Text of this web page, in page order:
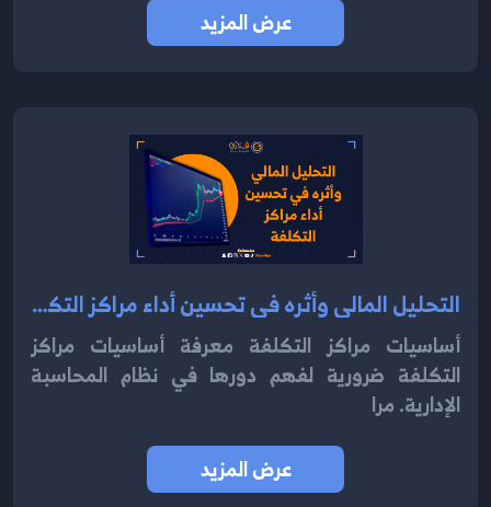
عرض المزيد
التحليل المالي وأثره في تحسين أداء مراكز التكلفة 2024
أساسيات مراكز التكلفة معرفة أساسيات مراكز
التكلفة ضرورية لفهم دورها في نظام المحاسبة
الإدارية. مرا
عرض المزيد